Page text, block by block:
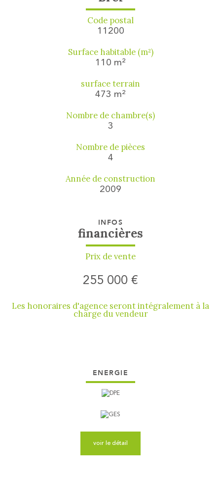
Code postal
11200
Surface habitable (m²)
110 m²
surface terrain
473 m²
Nombre de chambre(s)
3
Nombre de pièces
4
Année de construction
2009
INFOS
financières
Prix de vente
255 000 €
Les honoraires d'agence seront intégralement à la
charge du vendeur
ENERGIE
voir le détail